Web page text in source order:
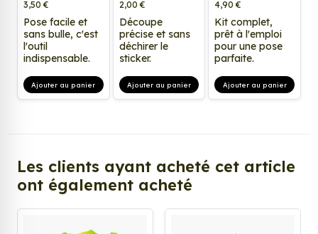
3,50 €
Pose facile et
sans bulle, c'est
l'outil
indispensable.
Ajouter au panier
2,00 €
Découpe
précise et sans
déchirer le
sticker.
Ajouter au panier
4,90 €
Kit complet,
prêt à l'emploi
pour une pose
parfaite.
Ajouter au panier
Les clients ayant acheté cet article
ont également acheté